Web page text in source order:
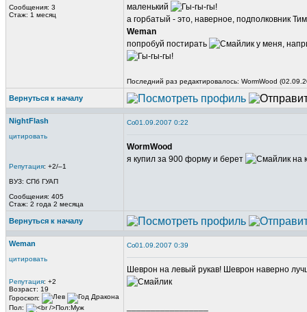
Сообщения: 3
Стаж: 1 месяц
маленький
а горбатый - это, наверное, подполковник
Weman
попробуй постирать
у меня,
Последний раз редактировалось: WormWood
Вернуться к началу
NightFlash
цитировать
Репутация: +2/–1
ВУЗ: СПб ГУАП
Сообщения: 405
Стаж: 2 года 2 месяца
01.09.2007 0:22
WormWood
я купил за 900 форму и берет
на
Вернуться к началу
Weman
цитировать
Репутация: +2
Возраст: 19
Гороскоп:
Пол:
01.09.2007 0:39
Шеврон на левый рукав! Шеврон наверно